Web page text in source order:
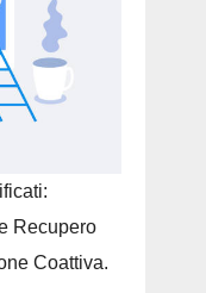
Recupero
Coattiva.